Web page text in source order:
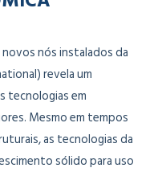
nós instalados da
revela um
tecnologias em
Mesmo em tempos
as tecnologias da
sólido para uso